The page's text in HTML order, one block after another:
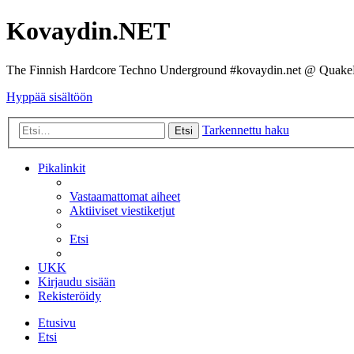
Kovaydin.NET
The Finnish Hardcore Techno Underground #kovaydin.net @
Hyppää sisältöön
Etsi Tarkennettu haku
Pikalinkit
Vastaamattomat aiheet
Aktiiviset viestiketjut
Etsi
UKK
Kirjaudu sisään
Rekisteröidy
Etusivu
Etsi